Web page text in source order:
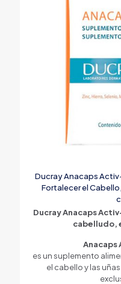
Ducray Anacaps
Fortalecer el
Ducray Anacaps
cabelludo,
Anacaps
es un suplemento
el cabello y las